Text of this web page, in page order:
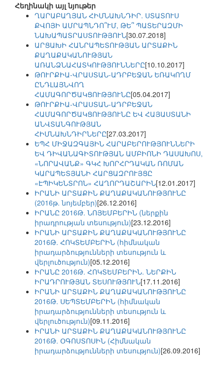
Հեղինակի այլ նյութեր
ՂԱՐԱԲԱՂՅԱՆ ՀԻՄՆԱԽՆԴԻՐ. ՍՏԱՏՈՒՍ
ՔՎՈՅԻ ԱՄՐԱՊՆԴՈ՞ՒՄ, ԹԵ՞ ՊԱՏԵՐԱԶՄԻ
ՆԱԽԱՊԱՏՐԱՍՏՈՒԹՅՈՒՆ[30.07.2018]
ԱՐՑԱԽԻ ՀԱՆՐԱՊԵՏՈՒԹՅԱՆ ԱՐՏԱՔԻՆ
ՔԱՂԱՔԱԿԱՆՈՒԹՅԱՆ
ԱՌԱՆՁՆԱՀԱՏԿՈՒԹՅՈՒՆՆԵՐԸ[10.10.2017]
ԹՈՒՐՔԻԱ-ՎՐԱՍՏԱՆ-ԱԴՐԲԵՋԱՆ ԵՌԱԿՈՂՄ
ԸՆԴԼԱՅՆՎՈՂ
ՀԱՄԱԳՈՐԾԱԿՑՈՒԹՅՈՒՆԸ[05.04.2017]
ԹՈՒՐՔԻԱ-ՎՐԱՍՏԱՆ-ԱԴՐԲԵՋԱՆ
ՀԱՄԱԳՈՐԾԱԿՑՈՒԹՅՈՒՆԸ ԵՎ ՀԱՅԱՍՏԱՆԻ
ԱՆՎՏԱՆԳՈՒԹՅԱՆ
ՀԻՄՆԱԽՆԴԻՐՆԵՐԸ[27.03.2017]
ԵՊՀ ՄԻՋԱԶԳԱՅԻՆ ՀԱՐԱԲԵՐՈՒԹՅՈՒՆՆԵՐԻ
ԵՎ ԴԻՎԱՆԱԳԻՏՈՒԹՅԱՆ ԱՄԲԻՈՆԻ ԴԱՍԱԽՈՍ,
«ՆՈՐԱՎԱՆՔ» ԳԿՀ ԽՈՐՀՐԴԱԿԱՆ ՌՈՄԱՆ
ԿԱՐԱՊԵՏՅԱՆԻ ՀԱՐՑԱԶՐՈՒՅՑԸ
«ԷՊԻԿԵՆՏՐՈՆ» ՀԱՂՈՐԴԱՇԱՐԻՆ[12.01.2017]
ԻՐԱՆԻ ԱՐՏԱՔԻՆ ՔԱՂԱՔԱԿԱՆՈՒԹՅՈՒՆԸ
(2016թ. նոյեմբեր)[26.12.2016]
ԻՐԱՆԸ 2016Թ. ՆՈՅԵՄԲԵՐԻՆ (ներքին
իրադրության տեսություն)[23.12.2016]
ԻՐԱՆԻ ԱՐՏԱՔԻՆ ՔԱՂԱՔԱԿԱՆՈՒԹՅՈՒՆԸ
2016Թ. ՀՈԿՏԵՄԲԵՐԻՆ (հիմնական
իրադարձությունների տեսություն և
վերլուծություն)[05.12.2016]
ԻՐԱՆԸ 2016Թ. ՀՈԿՏԵՄԲԵՐԻՆ. ՆԵՐՔԻՆ
ԻՐԱԴՐՈՒԹՅԱՆ ՏԵՍՈՒԹՅՈՒՆ[17.11.2016]
ԻՐԱՆԻ ԱՐՏԱՔԻՆ ՔԱՂԱՔԱԿԱՆՈՒԹՅՈՒՆԸ
2016Թ. ՍԵՊՏԵՄԲԵՐԻՆ (հիմնական
իրադարձությունների տեսություն և
վերլուծություն)[09.11.2016]
ԻՐԱՆԻ ԱՐՏԱՔԻՆ ՔԱՂԱՔԱԿԱՆՈՒԹՅՈՒՆԸ
2016Թ. ՕԳՈՍՏՈՍԻՆ (Հիմնական
իրադարձությունների տեսություն)[26.09.2016]